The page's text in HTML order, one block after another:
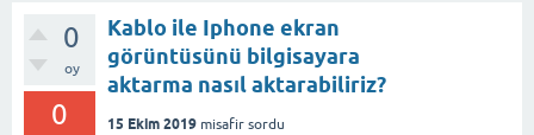
0
oy
0
Kablo ile Iphone ekran
görüntüsünü bilgisayara
aktarma nasıl aktarabiliriz?
15 Ekim 2019 misafir sordu